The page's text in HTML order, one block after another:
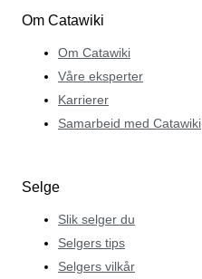
Om Catawiki
Om Catawiki
Våre eksperter
Karrierer
Samarbeid med Catawiki
Selge
Slik selger du
Selgers tips
Selgers vilkår